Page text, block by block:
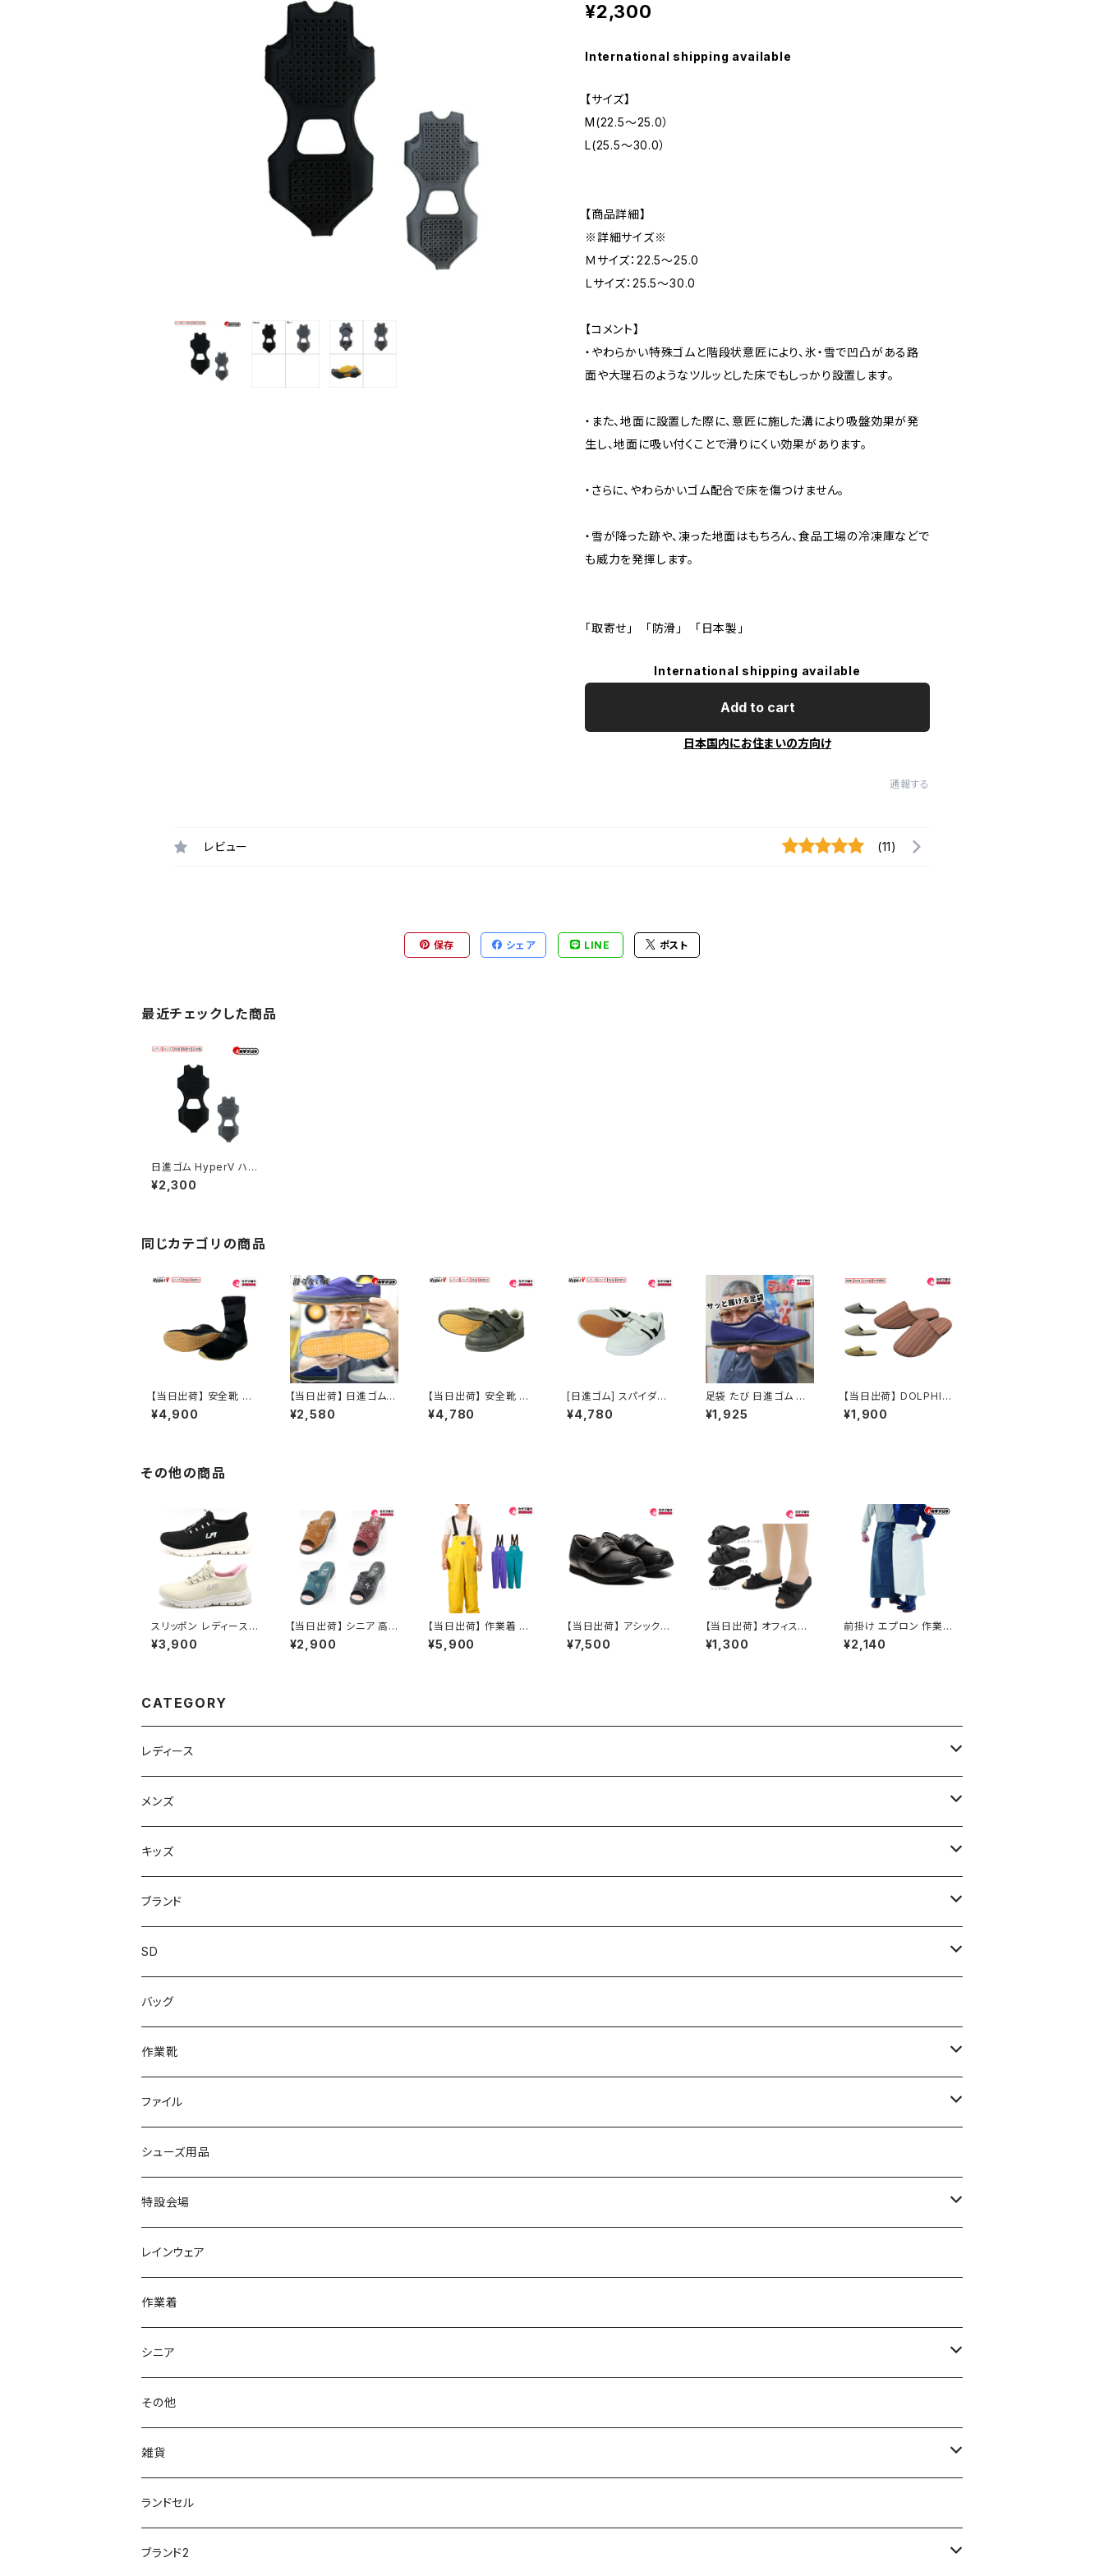
¥2,300
International shipping available
【サイズ】
M(22.5〜25.0）
L(25.5〜30.0）
【商品詳細】
※詳細サイズ※
Ｍサイズ：22.5〜25.0
Ｌサイズ：25.5〜30.0
【コメント】
・やわらかい特殊ゴムと階段状意匠により、氷・雪で凹凸がある路
面や大理石のようなツルッとした床でもしっかり設置します。
・また、地面に設置した際に、意匠に施した溝により吸盤効果が発
生し、地面に吸い付くことで滑りにくい効果があります。
・さらに、やわらかいゴム配合で床を傷つけません。
・雪が降った跡や、凍った地面はもちろん、食品工場の冷凍庫などで
も威力を発揮します。
「取寄せ」 「防滑」 「日本製」
International shipping available
Add to cart
日本国内にお住まいの方向け
通報する
レビュー (11)
保存 シェア LINE ポスト
最近チェックした商品
日進ゴム HyperV ハイ
パーV 作業靴 ワークシ
ューズ 氷雪用スタッドレ
¥2,300
同じカテゴリの商品
【当日出荷】 安全靴 日
進ゴム HyperV ハイパ
ーV ハイカット セーフテ
ツ タイプ 滑りにくい靴
¥4,900
【当日出荷】 日進ゴム H
yperV ハイパーV 足袋
たび たびぐつ ＃1000
¥2,580
【当日出荷】 安全靴 日
進ゴム HyperV ハイパ
ーV セーフティーシュー
¥4,780
[日進ゴム] スパイダー
マックス＃6000 ホワ
イト ハイパーV A種
¥4,780
足袋 たび 日進ゴム た
びぐつ＃912 軽量 グリ
ップ 歩きやすい 疲れに
¥1,925
【当日出荷】 DOLPHIN
しじら織ストライプ 日本
製 軽量 防滑 快適機能
¥1,900
その他の商品
スリッポン レディース
サクっと履ける L303
LARKINS
¥3,900
【当日出荷】 シニア 高
齢者用 老人 靴 レディ
ースつっかけ サンダル
¥2,900
【当日出荷】 作業着 作
業服 仕事服 仕事着 カ
ジメイク KAJIMEIKU
¥5,900
【当日出荷】 アシックス
すくすく エフォルト LF 1
144A179 キッズ フォー
¥7,500
【当日出荷】 オフィスサ
ンダル レディース オフ
ィスシューズ ビジネス
102210 フォーマル お
¥1,300
前掛け エプロン 作業
着 作業服 仕事服 仕事
着 カジメイク 1901 白
¥2,140
CATEGORY
レディース
スニーカー
上履き/スリッパ
レインシューズ
カジュアル
サンダル/クロッグ
ブーツ
作業靴
フォーマル/ビジネス/通学靴
学生靴
オフィスサンダル
メンズ
サンダル・スリッパ
メンズ\レインシューズ
スニーカー
上履き/スリッパ
カジュアル
スニーカー
サンダル/クロッグ
レインシューズ
作業靴
フォーマル/ビジネス/通学靴
学生靴
ビジネスシューズ
アウトドア/トレッキング
スポーツ
キッズ
スニーカー
レインシューズ
カジュアル
サンダル/クロッグ
フォーマル
アウトドア/トレッキング
上履き/スリッパ
ブランド
ブランド1
アディダス adidas
アシックス asics
アキレス Achilles
GIRARE
Field tex
ブランド3
ヨネックス YONEX
日進ゴム
パンジー Pansy
第一ゴム
アディダス
ブランド2
スミクラ
コンバース CONVERSE
ネウシ NEUSHI
トパーズ TOPAZ
アシックス
スケッチャーズ
SD
エムディ企画
バッグ
作業靴
足袋
ナースシューズ
疲れにくいクッション性能
脱ぎ履き簡単
ファイル
20190123nsnk
20190211nattack
20200114ncv
20191223nrain
20190106nattack
20190223nkutu
20190501nnf
20200701nmensand
20200721nwsand
シューズ用品
特設会場
悩み解決
膝・腰痛
暑い、足汗、ムレ対策
レインアイテム
レインブーツ
防水シューズ
レインブーツ
アウトドア・トレッキング
動画でご紹介
フォーマル/ビジネス/通学靴
軽量
レインウェア
作業着
シニア
カジュアル
カジュアルシューズ
紳士
婦人
その他
雑貨
雨具
傘
ランドセル
ブランド2